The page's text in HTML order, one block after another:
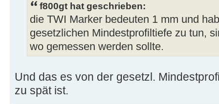
f800gt hat geschrieben:
die TWI Marker bedeuten 1 mm und
gesetzlichen Mindestprofiltiefe zu tun,
wo gemessen werden sollte.
Und das es von der gesetzl.
zu spät ist.